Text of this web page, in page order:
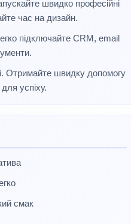
швидко професійні
час на дизайн.
підключайте CRM, email
. Отримайте швидку допомогу
успіху.
смак